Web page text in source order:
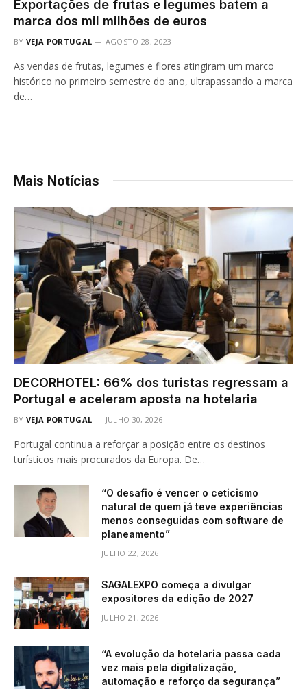
Exportações de frutas e legumes batem a
marca dos mil milhões de euros
BY VEJA PORTUGAL AGOSTO 28, 2023
As vendas de frutas, legumes e flores atingiram um marco
histórico no primeiro semestre do ano, ultrapassando a marca
de…
Mais Notícias
DECORHOTEL: 66% dos turistas regressam a
Portugal e aceleram aposta na hotelaria
BY VEJA PORTUGAL JULHO 30, 2026
Portugal continua a reforçar a posição entre os destinos
turísticos mais procurados da Europa. De…
“O desafio é vencer o ceticismo
natural de quem já teve experiências
menos conseguidas com software de
planeamento”
JULHO 22, 2026
SAGALEXPO começa a divulgar
expositores da edição de 2027
JULHO 21, 2026
“A evolução da hotelaria passa cada
vez mais pela digitalização,
automação e reforço da segurança”